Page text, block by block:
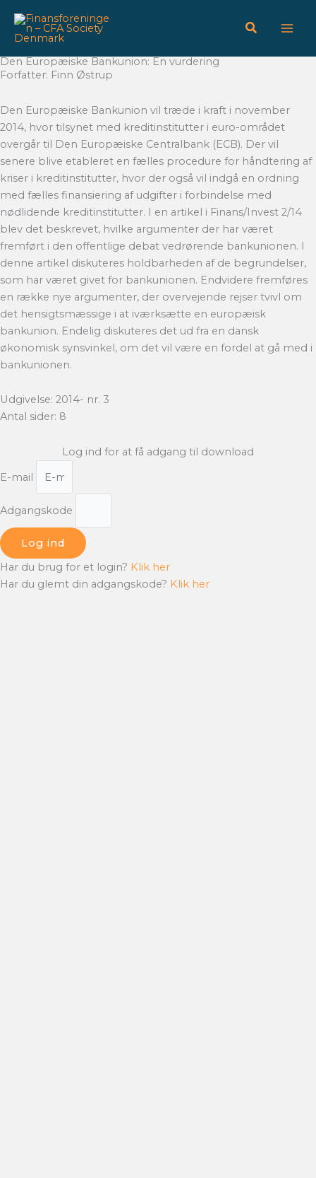
indholdet
Den Europæiske Bankunion: En vurdering
Forfatter: Finn Østrup
Den Europæiske Bankunion vil træde i kraft i november
2014, hvor tilsynet med kreditinstitutter i euro-området
overgår til Den Europæiske Centralbank (ECB). Der vil
senere blive etableret en fælles procedure for håndtering af
kriser i kreditinstitutter, hvor der også vil indgå en ordning
med fælles finansiering af udgifter i forbindelse med
nødlidende kreditinstitutter. I en artikel i Finans/Invest 2/14
blev det beskrevet, hvilke argumenter der har været
fremført i den offentlige debat vedrørende bankunionen. I
denne artikel diskuteres holdbarheden af de begrundelser,
som har været givet for bankunionen. Endvidere fremføres
en række nye argumenter, der overvejende rejser tvivl om
det hensigtsmæssige i at iværksætte en europæisk
bankunion. Endelig diskuteres det ud fra en dansk
økonomisk synsvinkel, om det vil være en fordel at gå med i
bankunionen.
Udgivelse: 2014- nr. 3
Antal sider: 8
Log ind for at få adgang til download
E-mail
Adgangskode
Log ind
Har du brug for et login? Klik her
Har du glemt din adgangskode? Klik her